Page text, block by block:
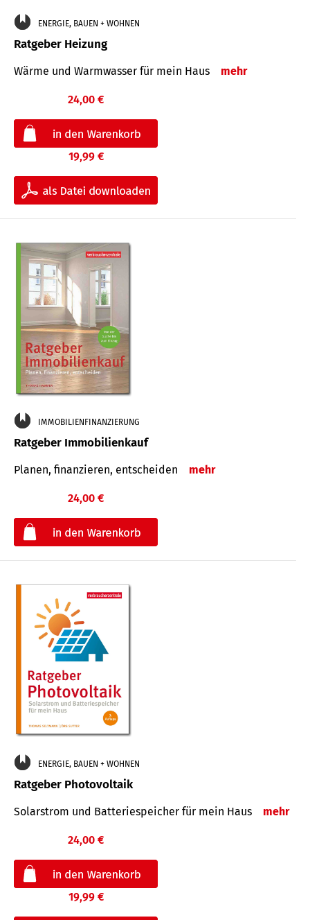
ENERGIE, BAUEN + WOHNEN
Ratgeber Heizung
Wärme und Warmwasser für mein Haus mehr
24,00 €
19,99 €
IMMOBILIENFINANZIERUNG
Ratgeber Immobilienkauf
Planen, finanzieren, entscheiden mehr
24,00 €
ENERGIE, BAUEN + WOHNEN
Ratgeber Photovoltaik
Solarstrom und Batteriespeicher für mein Haus mehr
24,00 €
19,99 €